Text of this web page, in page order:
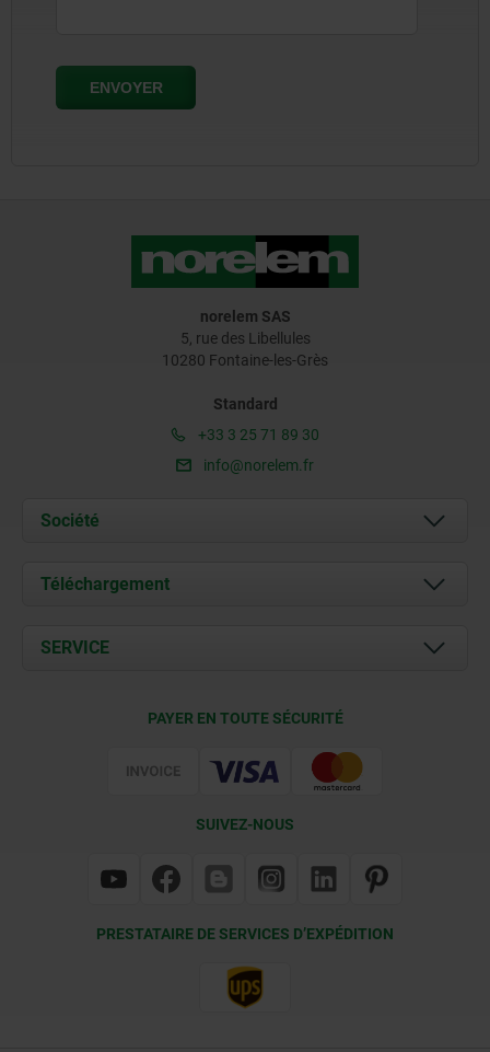
norelem SAS
5, rue des Libellules
10280 Fontaine-les-Grès
Standard
+33 3 25 71 89 30
info@norelem.fr
Société
À propos de nous
Contact
Téléchargement
Documents
SERVICE
PAYER EN TOUTE SÉCURITÉ
SUIVEZ-NOUS
PRESTATAIRE DE SERVICES D’EXPÉDITION